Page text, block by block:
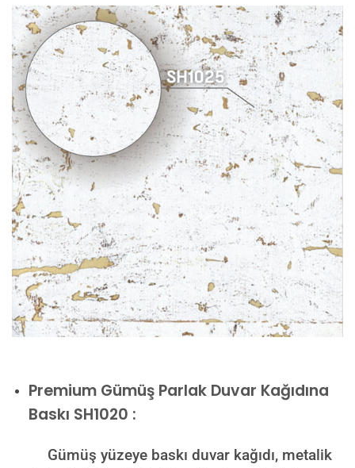
Premium Gümüş Parlak Duvar Kağıdına
Baskı SH1020 :
Gümüş yüzeye baskı duvar kağıdı, metalik